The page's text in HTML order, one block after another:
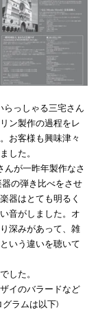
らっしゃる三宅さん
ン製作の過程をレ
お客様も興味津々
した。
んが一昨年製作なさ
の弾き比べをさせ
器はとても明るく
音がしました。オ
深みがあって、雑
いう違いを聴いて
した。
イのバラードなど
ラムは以下)